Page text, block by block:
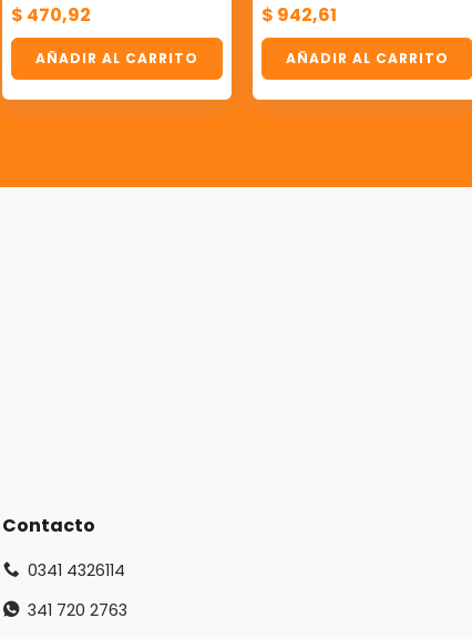
$ 470,92
AÑADIR AL CARRITO
$ 942,61
AÑADIR AL CARRITO
Contacto
0341 4326114
341 720 2763